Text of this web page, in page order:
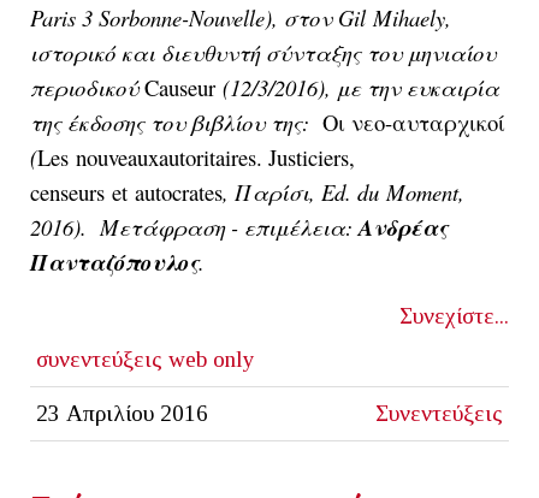
Paris 3 Sorbonne-Nouvelle), στον Gil Mihaely,
ιστορικό και διευθυντή σύνταξης του μηνιαίου
περιοδικούCauseur (12/3/2016), με την ευκαιρία
της έκδοσης του βιβλίου της: Οι νεο-αυταρχικοί
(Les nouveauxautoritaires. Justiciers,
censeurs et autocrates, Παρίσι, Ed. du Moment,
2016). Μετάφραση - επιμέλεια:Ανδρέας
Πανταζόπουλος.
Συνεχίστε...
συνεντεύξεις web only
23 Απριλίου 2016 Συνεντεύξεις